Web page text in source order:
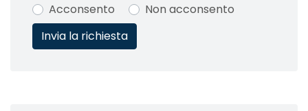
Acconsento
Non acconsento